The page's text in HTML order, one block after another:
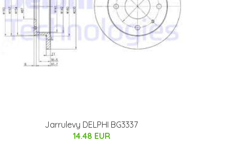
Jarrulevy DELPHI BG3337
14.48 EUR